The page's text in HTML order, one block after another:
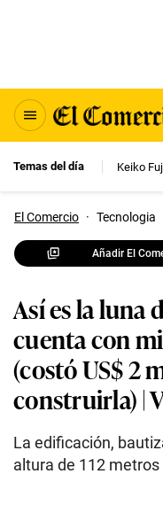
Temas del día Keiko
El Comercio · Tecnologia
Añadir El
Así es la luna
cuenta con
(costó US$ 2
construirla) |
La edificación,
altura de 112